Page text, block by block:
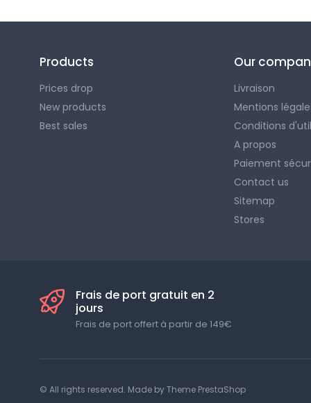
Products
Prices drop
New products
Best sales
Our
Livraison
Mentions
Conditions
A propos
Paiement
Contact us
Sitemap
Stores
Frais de port gratuit en 2
jours
Frais de port offert à partir de 149€
© All rights reserved. Made byTheme PrestaShop